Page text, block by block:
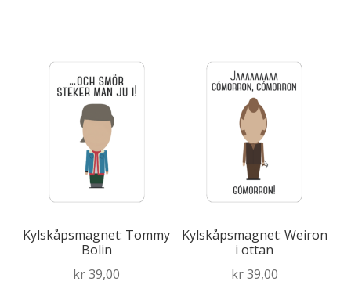
Humormamman
Skyltat
Solsidan
Älska chili
Kryss(t)ade fåglar
Sverigemotiv
Kylskåpsmagnet: Tommy
Bolin
kr39,00
Kylskåpsmagnet: Weiron
i ottan
kr39,00